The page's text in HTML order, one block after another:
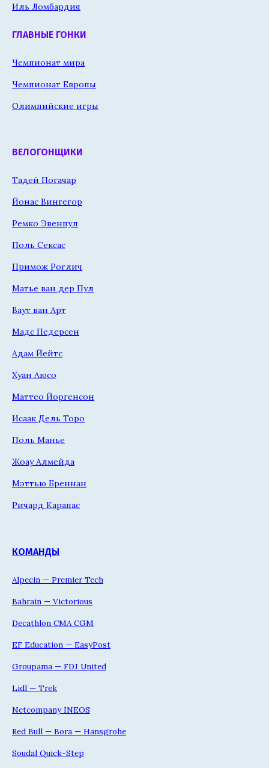
Иль Ломбардия
ГЛАВНЫЕ ГОНКИ
Чемпионат мира
Чемпионат Европы
Олимпийские игры
ВЕЛОГОНЩИКИ
Тадей Погачар
Йонас Вингегор
Ремко Эвенпул
Поль Сексас
Примож Роглич
Матье ван дер Пул
Ваут ван Арт
Мадс Педерсен
Адам Йейтс
Хуан Аюсо
Маттео Йоргенсон
Исаак Дель Торо
Поль Манье
Жоау Алмейда
Мэттью Бреннан
Ричард Карапас
КОМАНДЫ
Alpecin — Premier Tech
Bahrain — Victorious
Decathlon CMA CGM
EF Education — EasyPost
Groupama — FDJ United
Lidl — Trek
Netcompany INEOS
Red Bull — Bora — Hansgrohe
Soudal Quick-Step